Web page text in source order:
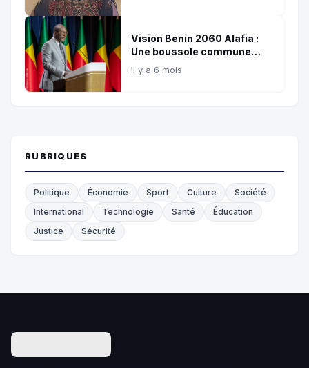
Vision Bénin 2060 Alafia :
Une boussole commune
pour les 35 prochaines
années
il y a 6 mois
RUBRIQUES
Politique Économie Sport Culture
Société
International
Technologie Santé
Éducation
Justice
Sécurité